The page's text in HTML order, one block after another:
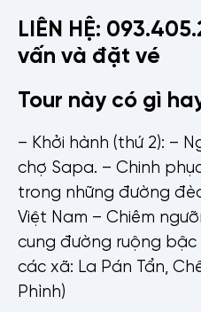
LIÊN HỆ:
vấn và đặt vé
Tour này có gì
– Khởi hành (thứ 2): –
chợ Sapa. – Chinh
trong những đường
Việt Nam – Chiêm
cung đường ruộng
các xã: La Pán Tẩn,
Phình)